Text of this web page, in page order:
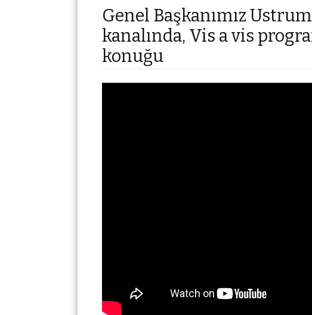
Genel Başkanımız
kanalında, Vis a vis
konuğu